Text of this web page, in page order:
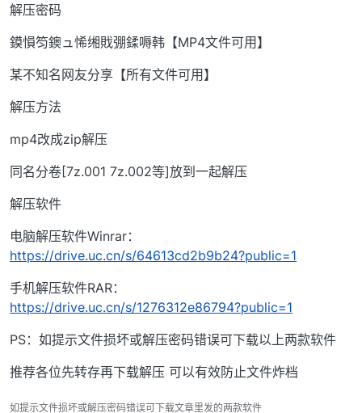
解压密码
鏌愪笉鐭ュ悕缃戝弸鍒嗕韩【MP4文件可用】
某不知名网友分享【所有文件可用】
解压方法
mp4改成zip解压
同名分卷[7z.001 7z.002等]放到一起解压
解压软件
电脑解压软件Winrar：
https://drive.uc.cn/s/64613cd2b9b24?public=1
手机解压软件RAR：
https://drive.uc.cn/s/1276312e86794?public=1
PS：如提示文件损坏或解压密码错误可下载以上两款软件
推荐各位先转存再下载解压 可以有效防止文件炸档
如提示文件损坏或解压密码错误可下载文章里发的两款软件